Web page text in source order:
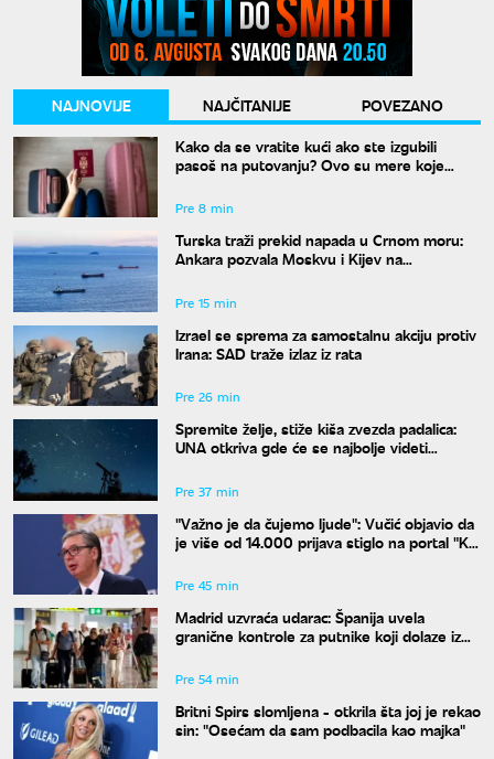
NAJNOVIJE NAJČITANIJE
POVEZANO
Kako da se vratite kući ako ste izgubili
pasoš na putovanju? Ovo su mere koje
Pre 8 min
Turska traži prekid napada u Crnom moru:
Ankara pozvala Moskvu i Kijev na
Pre 15 min
Izrael se sprema za samostalnu akciju protiv
Irana: SAD traže izlaz iz rata
Pre 26 min
Spremite želje, stiže kiša zvezda padalica:
UNA otkriva gde će se najbolje videti
Pre 37 min
"Važno je da čujemo ljude": Vučić objavio da
je više od 14.000 prijava stiglo na portal "Ko
Pre 45 min
Madrid uzvraća udarac: Španija uvela
granične kontrole za putnike koji dolaze iz
Pre 54 min
Britni Spirs slomljena - otkrila šta joj je rekao
sin: "Osećam da sam podbacila kao majka"